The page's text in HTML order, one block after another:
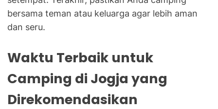
bersama teman atau keluarga agar lebih aman
dan seru.
Waktu Terbaik untuk
Camping di Jogja yang
Direkomendasikan